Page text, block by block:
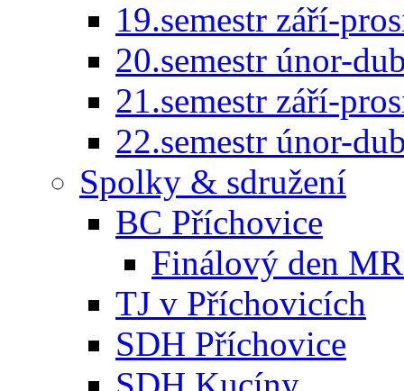
19.semestr září-
20.semestr únor-
21.semestr září-
22.semestr únor-
Spolky & sdružení
BC Příchovice
Finálový den
TJ v Příchovicích
SDH Příchovice